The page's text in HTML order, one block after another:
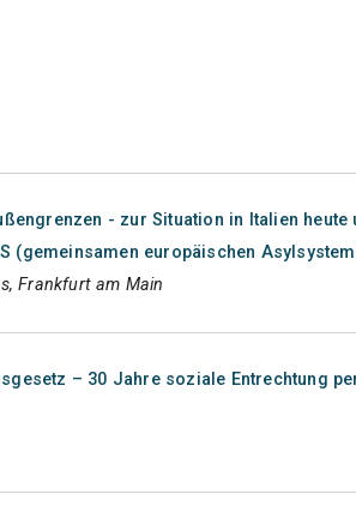
- zur Situation in Italien heute
(gemeinsamen europäischen
Frankfurt am Main
– 30 Jahre soziale Entrechtung